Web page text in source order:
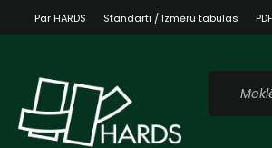
Par HARDS Standarti / Izmēru tabulas